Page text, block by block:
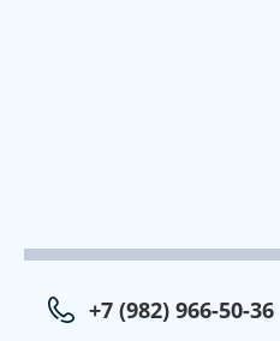
+7 (982) 966-50-36